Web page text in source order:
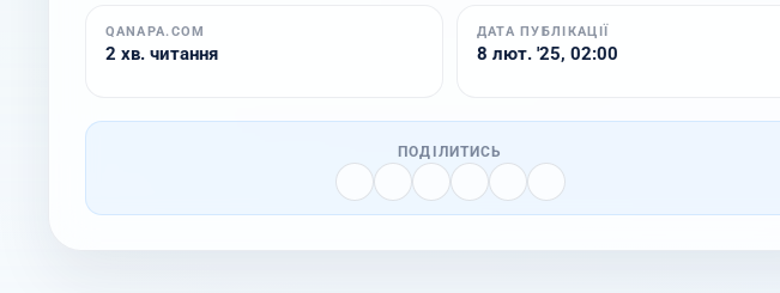
QANAPA.COM
2 хв. читання
ДАТА ПУБЛІКАЦІЇ
8 лют. '25, 02:00
ПОДІЛИТИСЬ